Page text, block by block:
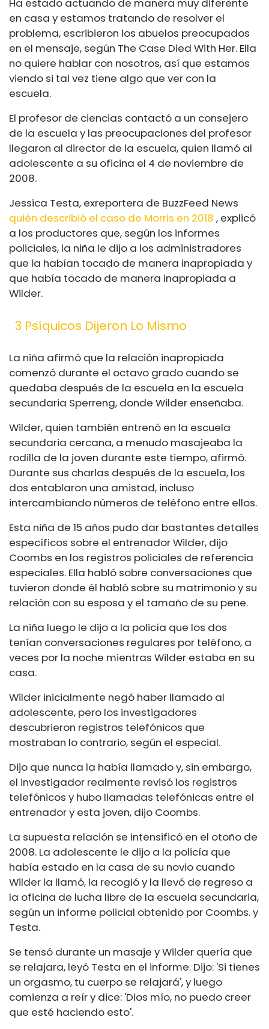
Ha estado actuando de manera muy diferente
en casa y estamos tratando de resolver el
problema, escribieron los abuelos preocupados
en el mensaje, según The Case Died With Her. Ella
no quiere hablar con nosotros, así que estamos
viendo si tal vez tiene algo que ver con la
escuela.
El profesor de ciencias contactó a un consejero
de la escuela y las preocupaciones del profesor
llegaron al director de la escuela, quien llamó al
adolescente a su oficina el 4 de noviembre de
2008.
Jessica Testa, exreportera de BuzzFeed News
quién describió el caso de Morris en 2018 , explicó
a los productores que, según los informes
policiales, la niña le dijo a los administradores
que la habían tocado de manera inapropiada y
que había tocado de manera inapropiada a
Wilder.
3 Psíquicos Dijeron Lo Mismo
La niña afirmó que la relación inapropiada
comenzó durante el octavo grado cuando se
quedaba después de la escuela en la escuela
secundaria Sperreng, donde Wilder enseñaba.
Wilder, quien también entrenó en la escuela
secundaria cercana, a menudo masajeaba la
rodilla de la joven durante este tiempo, afirmó.
Durante sus charlas después de la escuela, los
dos entablaron una amistad, incluso
intercambiando números de teléfono entre ellos.
Esta niña de 15 años pudo dar bastantes detalles
específicos sobre el entrenador Wilder, dijo
Coombs en los registros policiales de referencia
especiales. Ella habló sobre conversaciones que
tuvieron donde él habló sobre su matrimonio y su
relación con su esposa y el tamaño de su pene.
La niña luego le dijo a la policía que los dos
tenían conversaciones regulares por teléfono, a
veces por la noche mientras Wilder estaba en su
casa.
Wilder inicialmente negó haber llamado al
adolescente, pero los investigadores
descubrieron registros telefónicos que
mostraban lo contrario, según el especial.
Dijo que nunca la había llamado y, sin embargo,
el investigador realmente revisó los registros
telefónicos y hubo llamadas telefónicas entre el
entrenador y esta joven, dijo Coombs.
La supuesta relación se intensificó en el otoño de
2008. La adolescente le dijo a la policía que
había estado en la casa de su novio cuando
Wilder la llamó, la recogió y la llevó de regreso a
la oficina de lucha libre de la escuela secundaria,
según un informe policial obtenido por Coombs. y
Testa.
Se tensó durante un masaje y Wilder quería que
se relajara, leyó Testa en el informe. Dijo: 'Si tienes
un orgasmo, tu cuerpo se relajará', y luego
comienza a reír y dice: 'Dios mío, no puedo creer
que esté haciendo esto'.